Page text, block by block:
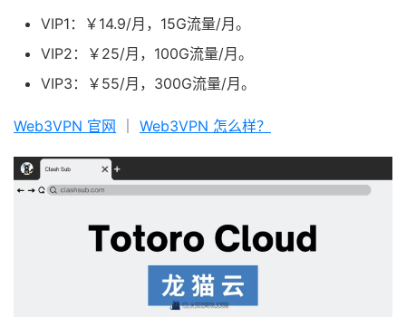
VIP1：￥14.9/月，15G流量/月。
VIP2：￥25/月，100G流量/月。
VIP3：￥55/月，300G流量/月。
Web3VPN 官网 Web3VPN 怎么样？